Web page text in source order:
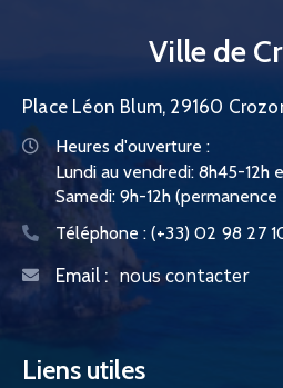
Ville de
Place Léon Blum, 29160
Heures d'ouverture :
Lundi au vendredi: 8h45-12h
Samedi: 9h-12h
Téléphone : (+33) 02 98 27
Email : nous contacter
Liens utiles